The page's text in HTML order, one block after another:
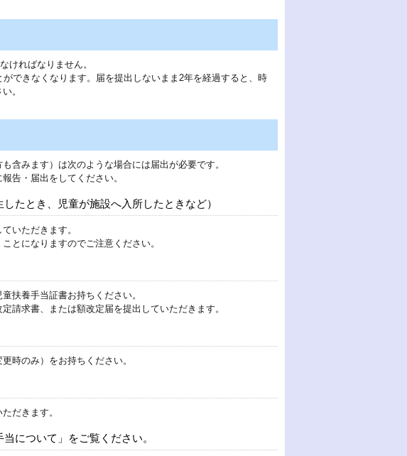
ければなりません。
できなくなります。届を提出しないまま2年を経過すると、時
。
含みます）は次のような場合には届出が必要です。
告・届出をしてください。
たとき、児童が施設へ入所したときなど）
いただきます。
とになりますのでご注意ください。
扶養手当証書お持ちください。
請求書、または額改定届を提出していただきます。
時のみ）をお持ちください。
だきます。
について」をご覧ください。